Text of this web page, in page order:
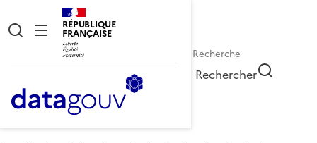
RÉPUBLIQUE
FRANÇAISE
Rechercher